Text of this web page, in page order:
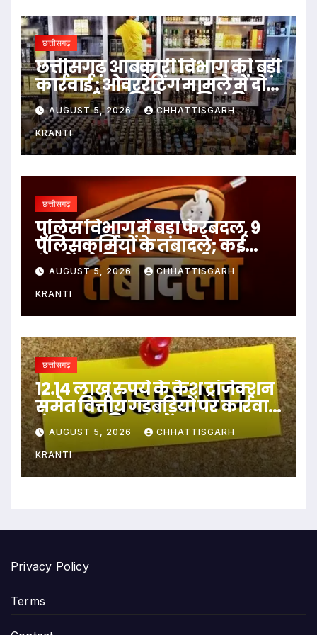
छत्तीसगढ़
छत्तीसगढ़ आबकारी विभाग की बड़ी
कार्रवाई : ओवररेटिंग मामले में दो
आबकारी उप निरीक्षक निलंबित
AUGUST 5, 2026 CHHATTISGARH
KRANTI
छत्तीसगढ़
पुलिस विभाग में बड़ा फेरबदल, 9
पुलिसकर्मियों के तबादले; कई
थानों को मिले नए प्रभारी
AUGUST 5, 2026 CHHATTISGARH
KRANTI
छत्तीसगढ़
12.14 लाख रुपये के कैश ट्रांजेक्शन
समेत वित्तीय गड़बड़ियों पर कार्रवाई,
पंचायत सचिव सस्पेंड…
AUGUST 5, 2026 CHHATTISGARH
KRANTI
Privacy Policy
Terms